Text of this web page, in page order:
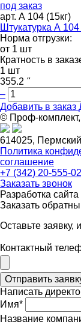
под заказ
арт. А 104 (15кг)
Штукатурка А 104
Норма отгрузки:
от 1 шт
Кратность в
1 шт
355.2 "
–
Добавить в заказ
© Проф-
614025,
Политика
соглашение
+7 (342) 20-555-02
Заказать звонок
Разработка сайта
Заказать
Оставьте заявку,
Контактный
Написать
Имя*
Название